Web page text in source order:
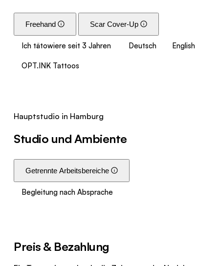
Freehand Scar Cover-Up
Ich tätowiere seit 3 Jahren Deutsch English
OPT.INK Tattoos
Hauptstudio in Hamburg
Studio und Ambiente
Getrennte Arbeitsbereiche
Begleitung nach Absprache
Preis & Bezahlung